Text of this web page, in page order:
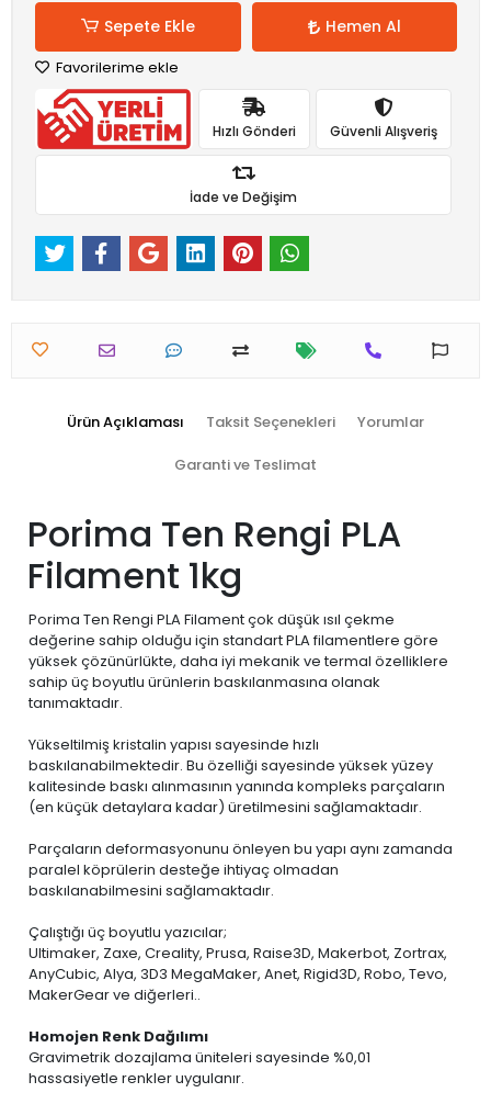
Sepete Ekle Hemen Al
Favorilerime ekle
Hızlı Gönderi Güvenli Alışveriş
İade ve Değişim
Ürün Açıklaması Taksit Seçenekleri Yorumlar
Garanti ve Teslimat
Porima Ten Rengi PLA
Filament 1kg
Porima Ten Rengi PLA Filament çok düşük ısıl çekme
değerine sahip olduğu için standart PLA filamentlere göre
yüksek çözünürlükte, daha iyi mekanik ve termal özelliklere
sahip üç boyutlu ürünlerin baskılanmasına olanak
tanımaktadır.
Yükseltilmiş kristalin yapısı sayesinde hızlı
baskılanabilmektedir. Bu özelliği sayesinde yüksek yüzey
kalitesinde baskı alınmasının yanında kompleks parçaların
(en küçük detaylara kadar) üretilmesini sağlamaktadır.
Parçaların deformasyonunu önleyen bu yapı aynı zamanda
paralel köprülerin desteğe ihtiyaç olmadan
baskılanabilmesini sağlamaktadır.
Çalıştığı üç boyutlu yazıcılar;
Ultimaker, Zaxe, Creality, Prusa, Raise3D, Makerbot, Zortrax,
AnyCubic, Alya, 3D3 MegaMaker, Anet, Rigid3D, Robo, Tevo,
MakerGear ve diğerleri..
Homojen Renk Dağılımı
Gravimetrik dozajlama üniteleri sayesinde %0,01
hassasiyetle renkler uygulanır.